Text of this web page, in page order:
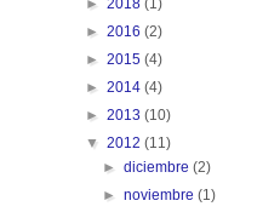
► 2018 (1)
► 2016 (2)
► 2015 (4)
► 2014 (4)
► 2013 (10)
▼ 2012 (11)
►diciembre(2)
►noviembre(1)